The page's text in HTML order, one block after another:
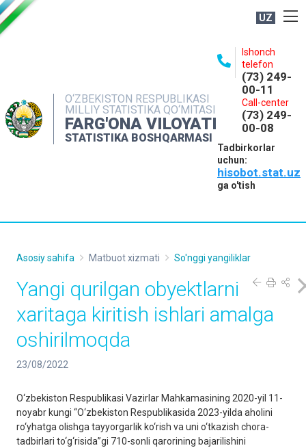
UZ
O‘ZBEKISTON RESPUBLIKASI
MILLIY STATISTIKA QO‘MITASI
FARG'ONA VILOYATI
STATISTIKA BOSHQARMASI
Ishonch
telefon
(73) 249-
00-11
Call-center
(73) 249-
00-08
Tadbirkorlar
uchun:
hisobot.stat.uz
ga o'tish
NASHRLAR
INTERAKTIV XIZMATLAR
MATBUOT XIZMATI
Asosiy sahifa Matbuot xizmati So'nggi yangiliklar
Yangi qurilgan obyektlarni
xaritaga kiritish ishlari amalga
oshirilmoqda
23/08/2022
O‘zbekiston Respublikasi Vazirlar Mahkamasining 2020-yil 11-
noyabr kungi “O‘zbekiston Respublikasida 2023-yilda aholini
ro‘yhatga olishga tayyorgarlik ko‘rish va uni o‘tkazish chora-
tadbirlari to‘g‘risida”gi 710-sonli qarorining bajarilishini